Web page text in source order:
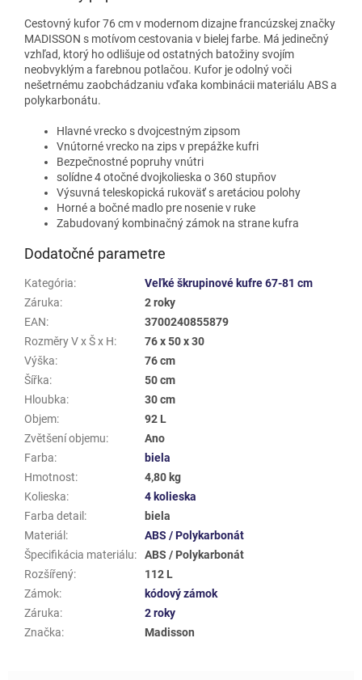
Cestovný kufor 76 cm v modernom dizajne francúzskej značky
MADISSON s motívom cestovania v bielej farbe. Má jedinečný
vzhľad, ktorý ho odlišuje od ostatných batožiny svojím
neobvyklým a farebnou potlačou. Kufor je odolný voči
nešetrnému zaobchádzaniu vďaka kombinácii materiálu ABS a
polykarbonátu.
Hlavné vrecko s dvojcestným zipsom
Vnútorné vrecko na zips v prepážke kufri
Bezpečnostné popruhy vnútri
solídne 4 otočné dvojkolieska o 360 stupňov
Výsuvná teleskopická rukoväť s aretáciou polohy
Horné a bočné madlo pre nosenie v ruke
Zabudovaný kombinačný zámok na strane kufra
Dodatočné parametre
Kategória:
Veľké škrupinové kufre 67-81 cm
Záruka:
2 roky
EAN:
3700240855879
Rozměry V x Š x H:
76 x 50 x 30
Výška:
76 cm
Šířka:
50 cm
Hloubka:
30 cm
Objem:
92 L
Zvětšení objemu:
Ano
Farba:
biela
Hmotnost:
4,80 kg
Kolieska:
4 kolieska
Farba detail :
biela
Materiál :
ABS / Polykarbonát
Špecifikácia materiálu:
ABS / Polykarbonát
Rozšířený:
112 L
Zámok:
kódový zámok
Záruka:
2 roky
Značka: Madisson